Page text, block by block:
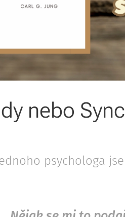
nebo
psychologa